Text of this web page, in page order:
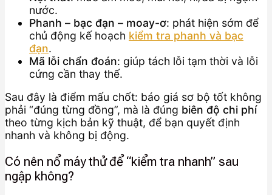
nước.
Phanh – bạc đạn – moay-ơ: phát hiện sớm để
chủ động kế hoạch kiểm tra phanh và bạc
đạn.
Mã lỗi chẩn đoán: giúp tách lỗi tạm thời và lỗi
cứng cần thay thế.
Sau đây là điểm mấu chốt: báo giá sơ bộ tốt không
phải “đúng từng đồng”, mà là đúng biên độ chi phí
theo từng kịch bản kỹ thuật, để bạn quyết định
nhanh và không bị động.
Có nên nổ máy thử để “kiểm tra nhanh” sau
ngập không?